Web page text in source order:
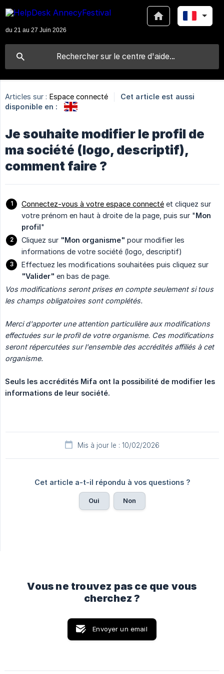
Articles sur : Espace connecté
Cet article est aussi
disponible en :
Je souhaite modifier le profil de
ma société (logo, descriptif),
comment faire ?
Connectez-vous à votre espace connecté et cliquez sur
votre prénom en haut à droite de la page, puis sur "Mon
profil"
Cliquez sur "Mon organisme" pour modifier les
informations de votre société (logo, descriptif)
Effectuez les modifications souhaitées puis cliquez sur
"Valider" en bas de page.
Vos modifications seront prises en compte seulement si tous
les champs obligatoires sont complétés.
Merci d'apporter une attention particulière aux modifications
effectuées sur le profil de votre organisme. Ces modifications
seront répercutées sur l'ensemble des accrédités affiliés à cet
organisme.
Seuls les accrédités Mifa ont la possibilité de modifier les
informations de leur société.
Mis à jour le : 10/02/2026
Cet article a-t-il répondu à vos questions ?
Oui Non
Vous ne trouvez pas ce que vous
cherchez ?
Envoyer un email